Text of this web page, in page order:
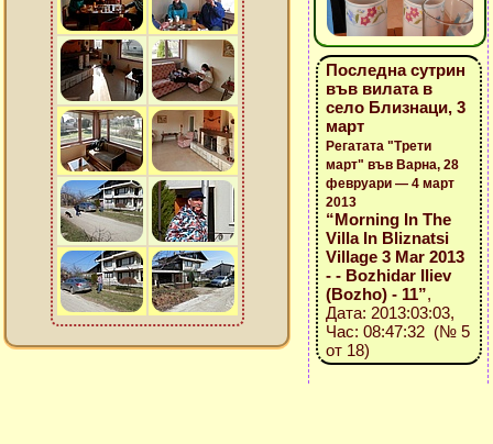
Последна сутрин
във вилата в
село Близнаци, 3
март
Регатата "Трети
март" във Варна, 28
февруари — 4 март
2013
“Morning In The
Villa In Bliznatsi
Village 3 Mar 2013
- - Bozhidar Iliev
(Bozho) - 11”,
Дата: 2013:03:03,
Час: 08:47:32 (№ 5
от 18)